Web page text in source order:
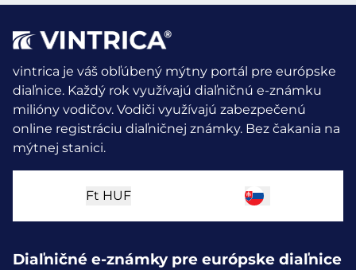
vintrica je váš obľúbený mýtny portál pre európske
diaľnice. Každý rok využívajú diaľničnú e-známku
milióny vodičov. Vodiči využívajú zabezpečenú
online registráciu diaľničnej známky. Bez čakania na
mýtnej stanici.
Ft HUF
Diaľničné e-známky pre európske diaľnice